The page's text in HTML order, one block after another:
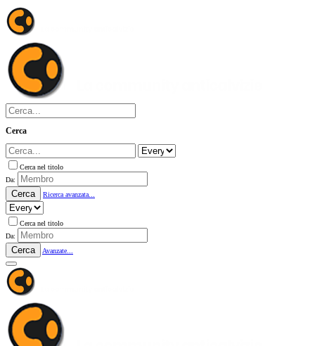
Cerca
Cerca nel titolo
Da:
Cerca Ricerca avanzata...
Cerca nel titolo
Da:
Cerca Avanzate...